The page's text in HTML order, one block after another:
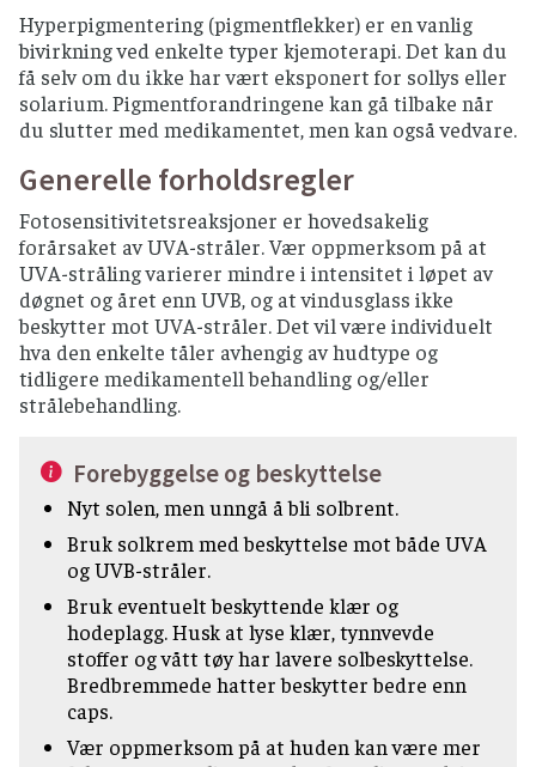
Hyperpigmentering (pigmentflekker) er en vanlig
bivirkning ved enkelte typer kjemoterapi. Det kan du
få selv om du ikke har vært eksponert for sollys eller
solarium. Pigmentforandringene kan gå tilbake når
du slutter med medikamentet, men kan også vedvare.
Generelle forholdsregler
Fotosensitivitetsreaksjoner er hovedsakelig
forårsaket av UVA-stråler. Vær oppmerksom på at
UVA-stråling varierer mindre i intensitet i løpet av
døgnet og året enn UVB, og at vindusglass ikke
beskytter mot UVA-stråler. Det vil være individuelt
hva den enkelte tåler avhengig av hudtype og
tidligere medikamentell behandling og/eller
strålebehandling.
Forebyggelse og beskyttelse
Nyt solen, men unngå å bli solbrent.
Bruk solkrem med beskyttelse mot både UVA
og UVB-stråler.
Bruk eventuelt beskyttende klær og
hodeplagg. Husk at lyse klær, tynnvevde
stoffer og vått tøy har lavere solbeskyttelse.
Bredbremmede hatter beskytter bedre enn
caps.
Vær oppmerksom på at huden kan være mer